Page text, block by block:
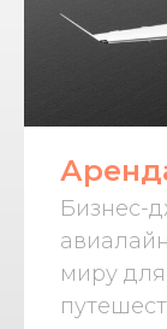
Бизнес-
миру